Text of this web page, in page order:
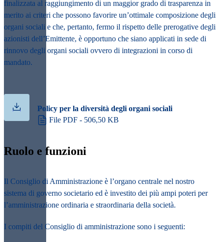
finalizzata al raggiungimento di un maggior grado di trasparenza in
merito ai criteri che possono favorire un’ottimale composizione degli
organi sociali e che, pertanto, fermo il rispetto delle prerogative degli
azionisti dell’Emittente, è opportuno che siano applicati in sede di
rinnovo degli organi sociali ovvero di integrazioni in corso di
mandato.
Policy per la diversità degli organi sociali
File PDF - 506,50 KB
Ruolo e funzioni
Il Consiglio di Amministrazione è l’organo centrale nel nostro
sistema di governo societario ed è investito dei più ampi poteri per
l’amministrazione ordinaria e straordinaria della società.
I compiti del Consiglio di amministrazione sono i seguenti: